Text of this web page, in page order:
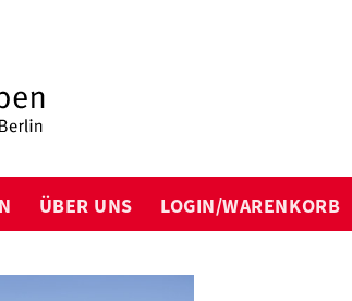
ÜBER UNS LOGIN/WARENKORB